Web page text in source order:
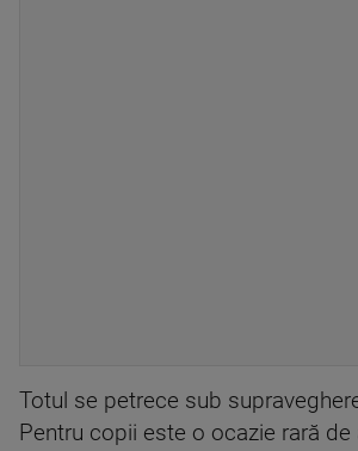
Totul se petrece sub
Pentru copii este o ocazie rară de